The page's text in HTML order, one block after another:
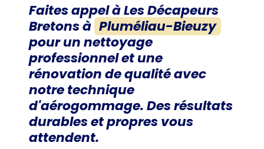
Faites appel àLes Décapeurs
Bretonsà Pluméliau-Bieuzy
pour un nettoyage
professionnel et une
rénovation de qualité avec
notre technique
d'aérogommage. Des résultats
durables et propres vous
attendent.